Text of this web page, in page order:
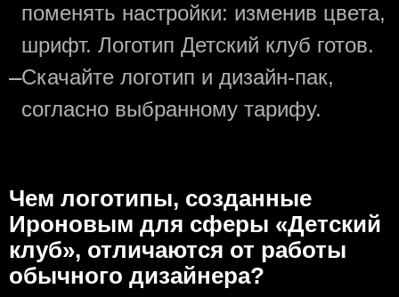
поменять настройки: изменив цвета,
шрифт. Логотип Детский клуб готов.
—Скачайте логотип и дизайн-пак,
согласно выбранному тарифу.
Чем логотипы, созданные
Ироновым для сферы «Детский
клуб», отличаются от работы
обычного дизайнера?